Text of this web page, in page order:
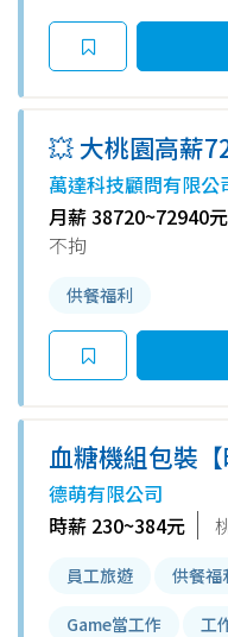
💥 大桃園高薪
10000、週休二
萬達科技顧問有限公
月薪 38720~72940元
不拘
供餐福利
血糖機組包裝
坐/週休二日/免
千.快報巨
德萌有限公司
時薪 230~384元
員工旅遊 供餐福
Game當工作 工